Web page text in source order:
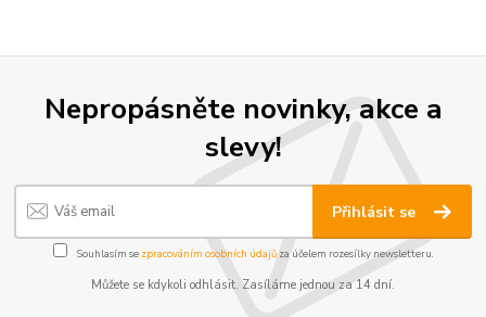
Nepropásněte novinky, akce a
slevy!
Přihlásit se
Souhlasím se zpracováním osobních údajůza účelem rozesílky newsletteru.
Můžete se kdykoli odhlásit. Zasíláme jednou za 14 dní.